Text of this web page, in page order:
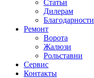
Статьи
Дилерам
Благодарности
Ремонт
Ворота
Жалюзи
Рольставни
Сервис
Контакты